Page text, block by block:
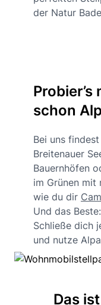
der Natur
Probier’s
schon
Bei uns
Breitenauer
Bauernhöfen
im Grünen mit
wie du dir
Und das
Schließe dich
und nutze
Das